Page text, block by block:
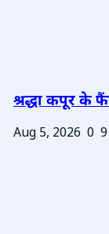
श्रद्धा कपूर के
Aug 5, 2026 0 9